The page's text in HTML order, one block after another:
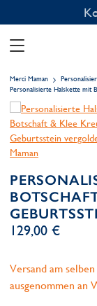
Merci Maman
Personalisierte Halskette mit
129,00 €
Versand am
ausgenommen an